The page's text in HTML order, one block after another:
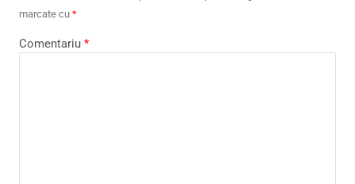
marcate cu *
Comentariu *